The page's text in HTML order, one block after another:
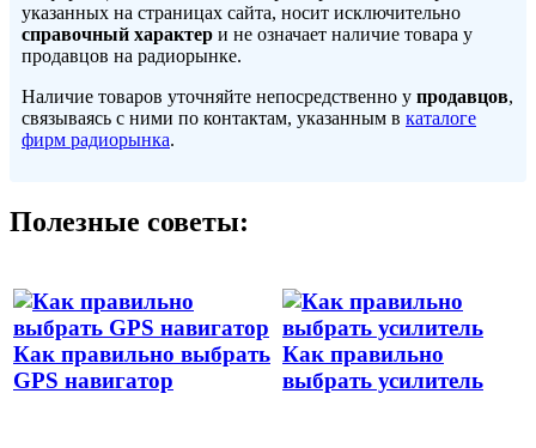
указанных на страницах сайта, носит исключительно
справочный характер и не означает наличие товара у
продавцов на радиорынке.
Наличие товаров уточняйте непосредственно у продавцов,
связываясь с ними по контактам, указанным в каталоге
фирм радиорынка.
Полезные советы:
Как правильно выбрать
GPS навигатор
Как правильно
выбрать усилитель